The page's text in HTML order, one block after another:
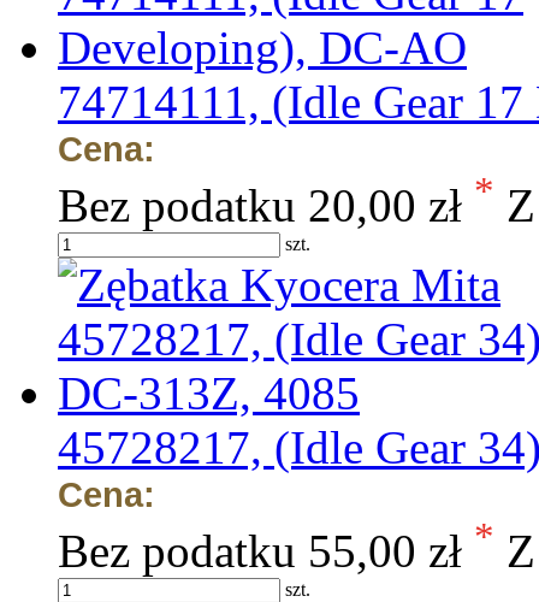
74714111, (Idle Gear
Cena:
Bez podatku 20,00 zł *
szt.
45728217, (Idle Gear
Cena:
Bez podatku 55,00 zł *
szt.